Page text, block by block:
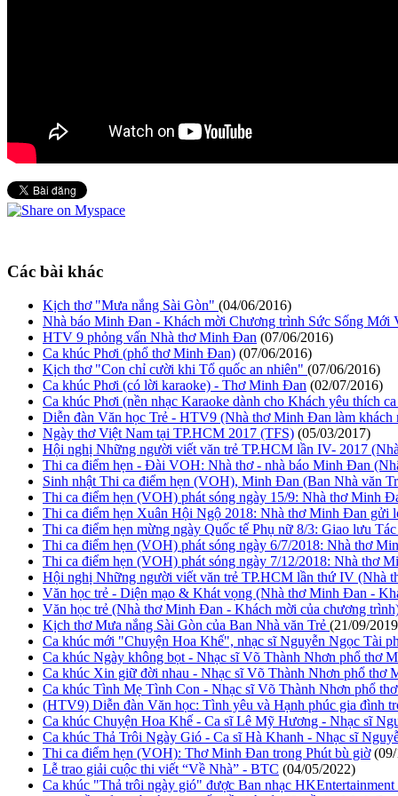
Các bài khác
Kịch thơ "Mưa nắng Sài Gòn" (04/06/2016)
Nhà báo Minh Đan - Khách mời Chương trình Sức Sống Mới
HTV 9 phỏng vấn Nhà thơ Minh Đan (07/06/2016)
Ca khúc Phơi (phổ thơ Minh Đan) (07/06/2016)
Kịch thơ "Con chỉ cười khi Tổ quốc an nhiên" (07/06/2016)
Ca khúc Phơi (có lời karaoke) - Thơ Minh Đan (02/07/2016)
Ca khúc Phơi (nền nhạc Karaoke dành cho Khách yêu thích
Diễn đàn Văn học Trẻ - HTV9 (Nhà thơ Minh Đan làm khách
Ngày thơ Việt Nam tại TP.HCM 2017 (TFS) (05/03/2017)
Hội nghị Những người viết văn trẻ TP.HCM lần IV- 2017
Thi ca điểm hẹn - Đài VOH: Nhà thơ - nhà báo Minh Đan
Sinh nhật Thi ca điểm hẹn (VOH), Minh Đan (Ban Nhà văn
Thi ca điểm hẹn (VOH) phát sóng ngày 15/9: Nhà thơ Minh
Thi ca điểm hẹn Xuân Hội Ngộ 2018: Nhà thơ Minh Đan gửi
Thi ca điểm hẹn mừng ngày Quốc tế Phụ nữ 8/3: Giao lưu
Thi ca điểm hẹn (VOH) phát sóng ngày 6/7/2018: Nhà thơ
Thi ca điểm hẹn (VOH) phát sóng ngày 7/12/2018: Nhà thơ
Hội nghị Những người viết văn trẻ TP.HCM lần thứ IV (Nhà
Văn học trẻ - Diện mạo & Khát vọng (Nhà thơ Minh Đan -
Văn học trẻ (Nhà thơ Minh Đan - Khách mời của chương
Kịch thơ Mưa nắng Sài Gòn của Ban Nhà văn Trẻ (21/09/
Ca khúc mới "Chuyện Hoa Khế", nhạc sĩ Nguyễn Ngọc Tài
Ca khúc Ngày không bọt - Nhạc sĩ Võ Thành Nhơn phổ thơ
Ca khúc Xin giữ đời nhau - Nhạc sĩ Võ Thành Nhơn phổ thơ
Ca khúc Tình Mẹ Tình Con - Nhạc sĩ Võ Thành Nhơn phổ
(HTV9) Diễn đàn Văn học: Tình yêu và Hạnh phúc gia đình
Ca khúc Chuyện Hoa Khế - Ca sĩ Lê Mỹ Hương - Nhạc sĩ
Ca khúc Thả Trôi Ngày Gió - Ca sĩ Hà Khanh - Nhạc sĩ
Thi ca điểm hẹn (VOH): Thơ Minh Đan trong Phút bù giờ
Lễ trao giải cuộc thi viết “Về Nhà” - BTC (04/05/2022)
Ca khúc "Thả trôi ngày gió" được Ban nhạc